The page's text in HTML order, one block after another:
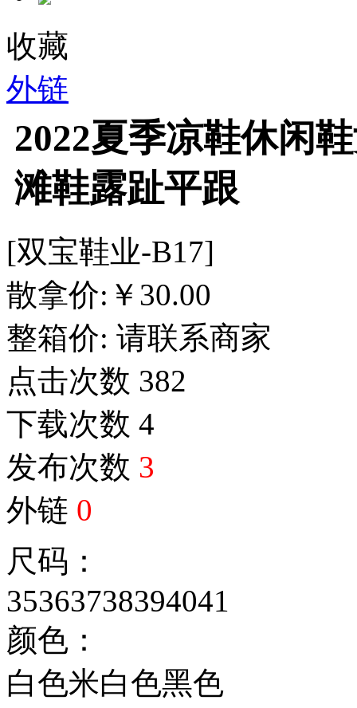
收藏
外链
2022夏季凉鞋休闲
滩鞋露趾平跟
[双宝鞋业-B17]
散拿价: ￥ 30.00
整箱价: 请联系商家
点击次数 382
下载次数 4
发布次数 3
外链 0
尺码：
35363738394041
颜色：
白色米白色黑色